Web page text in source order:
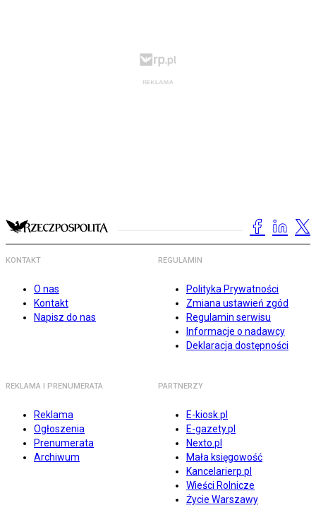
KONTAKT
O nas
Kontakt
Napisz do nas
REGULAMIN
Polityka Prywatności
Zmiana ustawień zgód
Regulamin serwisu
Informacje o nadawcy
Deklaracja dostępności
REKLAMA I PRENUMERATA
Reklama
Ogłoszenia
Prenumerata
Archiwum
PARTNERZY
E-kiosk.pl
E-gazety.pl
Nexto.pl
Mała księgowość
Kancelarierp.pl
Wieści Rolnicze
Życie Warszawy